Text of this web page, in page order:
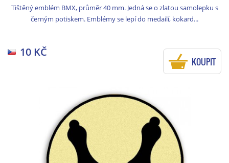
Tištěný emblém BMX, průměr 40 mm. Jedná se o zlatou samolepku s
černým potiskem. Emblémy se lepí do medailí, kokard...
10 KČ
KOUPIT